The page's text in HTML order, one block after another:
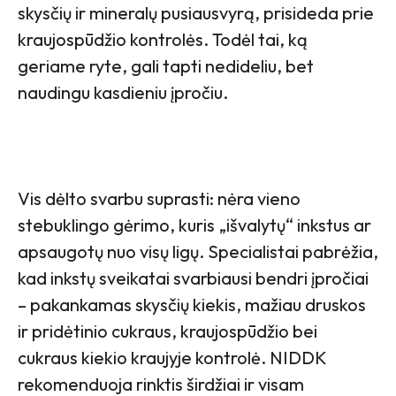
skysčių ir mineralų pusiausvyrą, prisideda prie
kraujospūdžio kontrolės. Todėl tai, ką
geriame ryte, gali tapti nedideliu, bet
naudingu kasdieniu įpročiu.
Vis dėlto svarbu suprasti: nėra vieno
stebuklingo gėrimo, kuris „išvalytų“ inkstus ar
apsaugotų nuo visų ligų. Specialistai pabrėžia,
kad inkstų sveikatai svarbiausi bendri įpročiai
– pakankamas skysčių kiekis, mažiau druskos
ir pridėtinio cukraus, kraujospūdžio bei
cukraus kiekio kraujyje kontrolė. NIDDK
rekomenduoja rinktis širdžiai ir visam